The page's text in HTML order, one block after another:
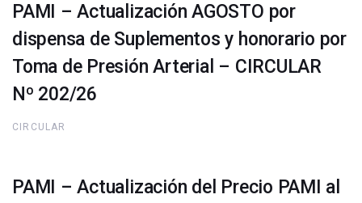
PAMI – Actualización AGOSTO por
dispensa de Suplementos y honorario por
Toma de Presión Arterial – CIRCULAR
Nº 202/26
CIRCULAR
PAMI – Actualización del Precio PAMI al